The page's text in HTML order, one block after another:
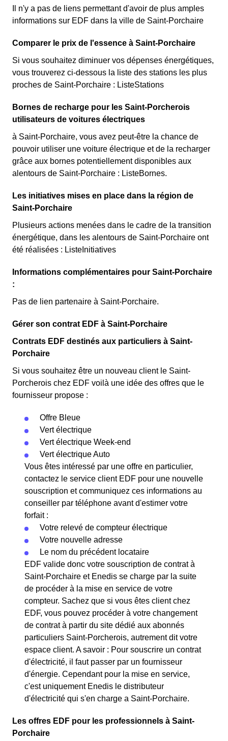
Il n'y a pas de liens permettant d'avoir de plus amples
informations sur EDF dans la ville de Saint-Porchaire
Comparer le prix de l'essence à Saint-Porchaire
Si vous souhaitez diminuer vos dépenses énergétiques,
vous trouverez ci-dessous la liste des stations les plus
proches de Saint-Porchaire : ListeStations
Bornes de recharge pour les Saint-Porcherois
utilisateurs de voitures électriques
à Saint-Porchaire, vous avez peut-être la chance de
pouvoir utiliser une voiture électrique et de la recharger
grâce aux bornes potentiellement disponibles aux
alentours de Saint-Porchaire : ListeBornes.
Les initiatives mises en place dans la région de
Saint-Porchaire
Plusieurs actions menées dans le cadre de la transition
énergétique, dans les alentours de Saint-Porchaire ont
été réalisées : ListeInitiatives
Informations complémentaires pour Saint-Porchaire
:
Pas de lien partenaire à Saint-Porchaire.
Gérer son contrat EDF à Saint-Porchaire
Contrats EDF destinés aux particuliers à Saint-
Porchaire
Si vous souhaitez être un nouveau client le Saint-
Porcherois chez EDF voilà une idée des offres que le
fournisseur propose :
Offre Bleue
Vert électrique
Vert électrique Week-end
Vert électrique Auto
Vous êtes intéressé par une offre en particulier,
contactez le service client EDF pour une nouvelle
souscription et communiquez ces informations au
conseiller par téléphone avant d'estimer votre
forfait :
Votre relevé de compteur électrique
Votre nouvelle adresse
Le nom du précédent locataire
EDF valide donc votre souscription de contrat à
Saint-Porchaire et Enedis se charge par la suite
de procéder à la mise en service de votre
compteur. Sachez que si vous êtes client chez
EDF, vous pouvez procéder à votre changement
de contrat à partir du site dédié aux abonnés
particuliers Saint-Porcherois, autrement dit votre
espace client. A savoir : Pour souscrire un contrat
d'électricité, il faut passer par un fournisseur
d'énergie. Cependant pour la mise en service,
c'est uniquement Enedis le distributeur
d'électricité qui s'en charge a Saint-Porchaire.
Les offres EDF pour les professionnels à Saint-
Porchaire